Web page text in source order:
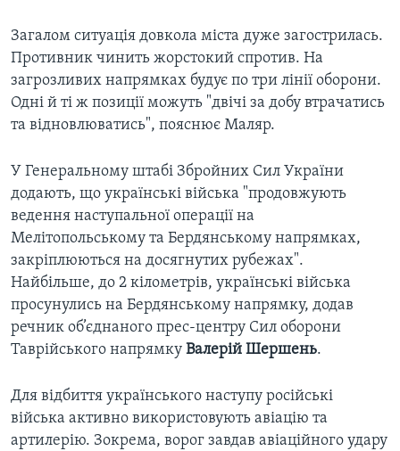
Загалом ситуація довкола міста дуже загострилась.
Противник чинить жорстокий спротив. На
загрозливих напрямках будує по три лінії оборони.
Одні й ті ж позиції можуть "двічі за добу втрачатись
та відновлюватись", пояснює Маляр.
У Генеральному штабі Збройних Сил України
додають, що українські війська "продовжують
ведення наступальної операції на
Мелітопольському та Бердянському напрямках,
закріплюються на досягнутих рубежах".
Найбільше, до 2 кілометрів, українські війська
просунулись на Бердянському напрямку, додав
речник об’єднаного прес-центру Сил оборони
Таврійського напрямку Валерій Шершень.
Для відбиття українського наступу російські
війська активно використовують авіацію та
артилерію. Зокрема, ворог завдав авіаційного удару